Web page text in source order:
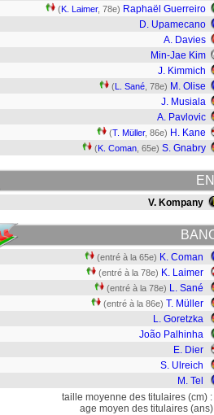
(K. Laimer, 78e) Raphaël Guerreiro
D. Upamecano
A. Davies
Min-Jae Kim
J. Kimmich
(L. Sané , 78e) M. Olise
J. Musiala
A. Pavlovic
(T. Müller, 86e) H. Kane
(K. Coman , 65e) S. Gnabry
V. Kompany
(entré à la 65e) K. Coman
(entré à la 78e) K. Laimer
(entré à la 78e) L. Sané
(entré à la 86e) T. Müller
L. Goretzka
João Palhinha
E. Dier
S. Ulreich
M. Tel
taille moyenne des titulaires (cm) :
age moyen des titulaires